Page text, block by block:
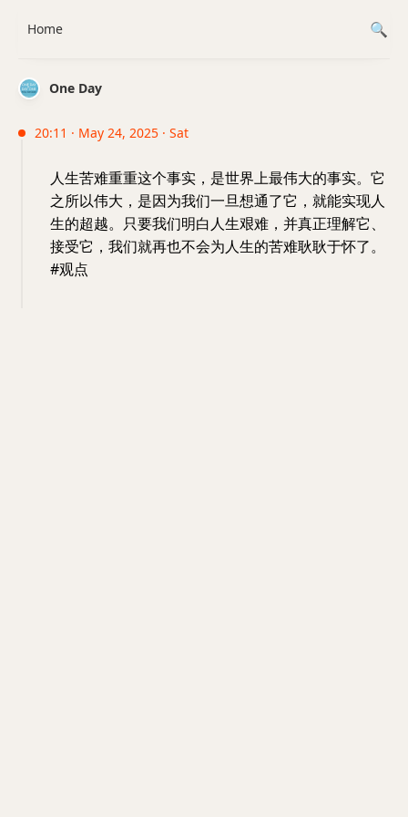
One Day
20:11 · May 24, 2025 · Sat
人生苦难重重这个事实，是世界上最伟大的事实。它
之所以伟大，是因为我们一旦想通了它，就能实现人
生的超越。只要我们明白人生艰难，并真正理解它、
接受它，我们就再也不会为人生的苦难耿耿于怀了。
#观点
Home